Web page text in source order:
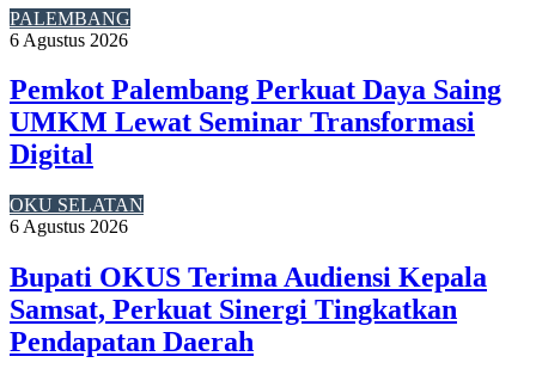
PALEMBANG
6 Agustus 2026
Pemkot Palembang Perkuat Daya Saing
UMKM Lewat Seminar Transformasi
Digital
OKU SELATAN
6 Agustus 2026
Bupati OKUS Terima Audiensi Kepala
Samsat, Perkuat Sinergi Tingkatkan
Pendapatan Daerah